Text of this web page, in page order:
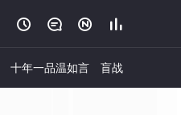
   
十年一品温如言 盲战